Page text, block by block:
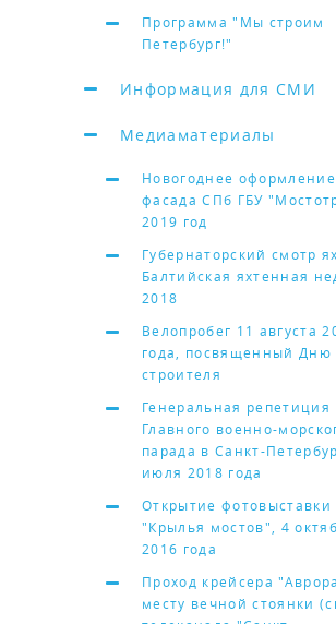
Программа "Мы строим
Петербург!"
Информация для СМИ
Медиаматериалы
Новогоднее оформление
фасада СПб ГБУ
2019 год
Губернаторский смотр
Балтийская яхтенная
2018
Велопробег 11 августа
года, посвященный Дню
строителя
Генеральная репетиция
Главного военно-
парада в Санкт-
июля 2018 года
Открытие фотовыставки
"Крылья мостов", 4
2016 года
Проход крейсера
месту вечной стоянки